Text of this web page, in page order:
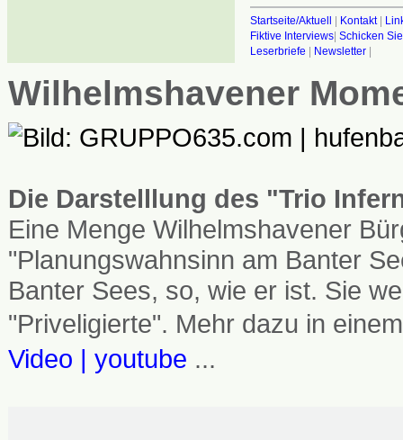
Startseite/Aktuell Kontakt|
Fiktive Interviews| Schicken
Leserbriefe
Newsletter|
Wilhelmshavener
Die Darstelllung des "Trio
Eine Menge Wilhelmshavener
"Planungswahnsinn am Banter
Banter Sees, so, wie er ist. Sie
"Priveligierte". Mehr dazu in
Video | youtube ...